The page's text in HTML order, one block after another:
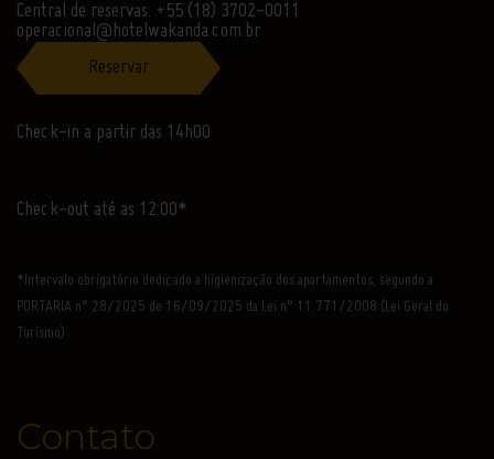
Central de reservas: +55 (18) 3702-0011
operacional@hotelwakanda.com.br
Reservar
Check-in a partir das 14h00
Check-out até as 12:00*
*Intervalo obrigatório dedicado a higienização dos apartamentos, segundo a
PORTARIA n° 28/2025 de 16/09/2025 da Lei n° 11.771/2008 (Lei Geral do
Turismo)
Contato